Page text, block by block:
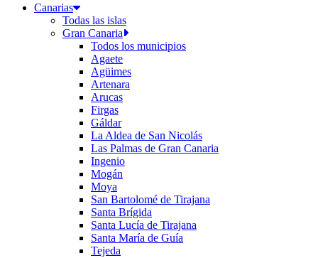
Canarias
Todas las islas
Gran Canaria
Todos los municipios
Agaete
Agüimes
Artenara
Arucas
Firgas
Gáldar
La Aldea de San Nicolás
Las Palmas de Gran Canaria
Ingenio
Mogán
Moya
San Bartolomé de Tirajana
Santa Brígida
Santa Lucía de Tirajana
Santa María de Guía
Tejeda